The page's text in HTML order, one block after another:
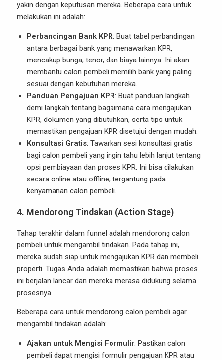
yakin dengan keputusan mereka. Beberapa cara untuk
melakukan ini adalah:
Perbandingan Bank KPR: Buat tabel perbandingan
antara berbagai bank yang menawarkan KPR,
mencakup bunga, tenor, dan biaya lainnya. Ini akan
membantu calon pembeli memilih bank yang paling
sesuai dengan kebutuhan mereka.
Panduan Pengajuan KPR: Buat panduan langkah
demi langkah tentang bagaimana cara mengajukan
KPR, dokumen yang dibutuhkan, serta tips untuk
memastikan pengajuan KPR disetujui dengan mudah.
Konsultasi Gratis: Tawarkan sesi konsultasi gratis
bagi calon pembeli yang ingin tahu lebih lanjut tentang
opsi pembiayaan dan proses KPR. Ini bisa dilakukan
secara online atau offline, tergantung pada
kenyamanan calon pembeli.
4. Mendorong Tindakan (Action Stage)
Tahap terakhir dalam funnel adalah mendorong calon
pembeli untuk mengambil tindakan. Pada tahap ini,
mereka sudah siap untuk mengajukan KPR dan membeli
properti. Tugas Anda adalah memastikan bahwa proses
ini berjalan lancar dan mereka merasa didukung selama
prosesnya.
Beberapa cara untuk mendorong calon pembeli agar
mengambil tindakan adalah:
Ajakan untuk Mengisi Formulir: Pastikan calon
pembeli dapat mengisi formulir pengajuan KPR atau